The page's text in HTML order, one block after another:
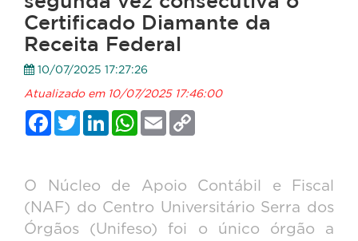
Certificado Diamante da
Receita Federal
10/07/2025 17:27:26
Atualizado em 10/07/2025 17:46:00
Facebook
TwitterLinkedInWhatsApp
Email
O Núcleo de Apoio Contábil e Fiscal
(NAF) do Centro Universitário Serra dos
Órgãos (Unifeso) foi o único órgão a